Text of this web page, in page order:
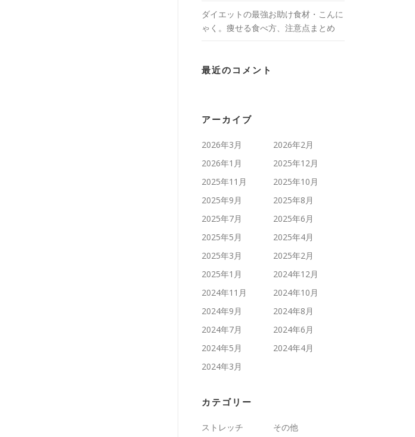
ダイエットの最強お助け食材・こんに
ゃく。痩せる食べ方、注意点まとめ
最近のコメント
アーカイブ
2026年3月
2026年2月
2026年1月
2025年12月
2025年11月
2025年10月
2025年9月
2025年8月
2025年7月
2025年6月
2025年5月
2025年4月
2025年3月
2025年2月
2025年1月
2024年12月
2024年11月
2024年10月
2024年9月
2024年8月
2024年7月
2024年6月
2024年5月
2024年4月
2024年3月
カテゴリー
ストレッチ その他